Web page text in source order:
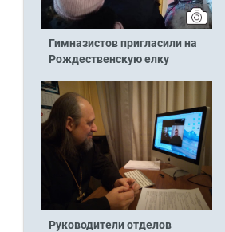
Гимназистов пригласили на
Рождественскую елку
Руководители отделов